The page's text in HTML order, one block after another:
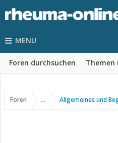
MENU
Foren durchsuchen
Foren ... Allgemeines und